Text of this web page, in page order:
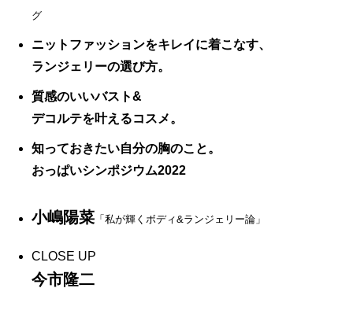
グ
ニットファッションをキレイに着こなす、
ランジェリーの選び方。
質感のいいバスト&
デコルテを叶えるコスメ。
知っておきたい自分の胸のこと。
おっぱいシンポジウム2022
小嶋陽菜 「私が輝くボディ&ランジェリー論」
CLOSE UP
今市隆二